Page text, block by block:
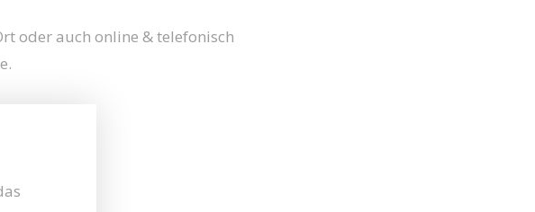
oder auch online & telefonisch